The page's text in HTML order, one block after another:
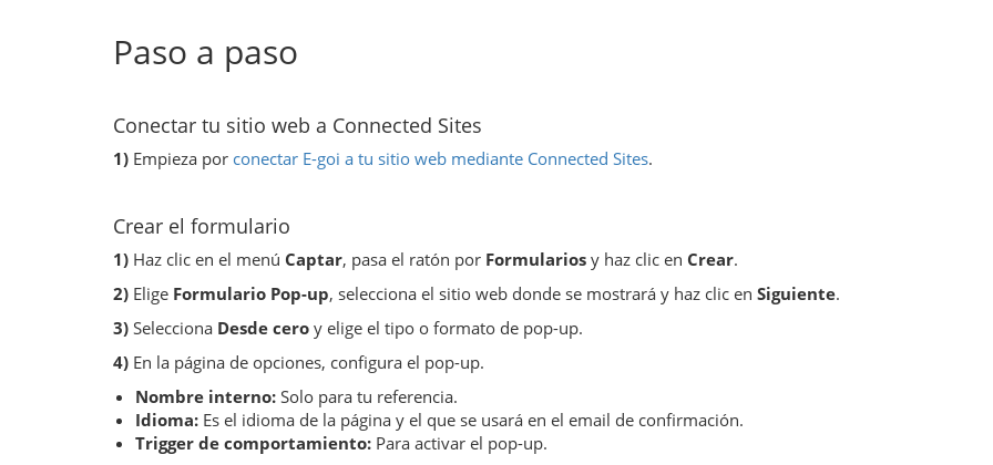
Paso a paso
Conectar tu sitio web a Connected Sites
1) Empieza por conectar E-goi a tu sitio web mediante Connected Sites.
Crear el formulario
1) Haz clic en el menú Captar, pasa el ratón por Formularios y haz clic en Crear.
2) Elige Formulario Pop-up, selecciona el sitio web donde se mostrará y haz clic en Siguiente.
3) Selecciona Desde cero y elige el tipo o formato de pop-up.
4) En la página de opciones, configura el pop-up.
Nombre interno: Solo para tu referencia.
Idioma: Es el idioma de la página y el que se usará en el email de confirmación.
Trigger de comportamiento: Para activar el pop-up.